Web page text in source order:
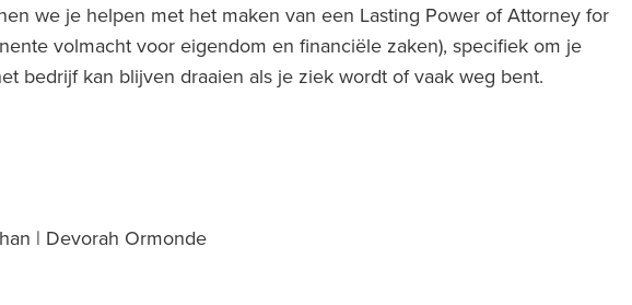
we je helpen met het maken van een Lasting Power of Attorney for
volmacht voor eigendom en financiële zaken), specifiek om je
bedrijf kan blijven draaien als je ziek wordt of vaak weg bent.
| Devorah Ormonde